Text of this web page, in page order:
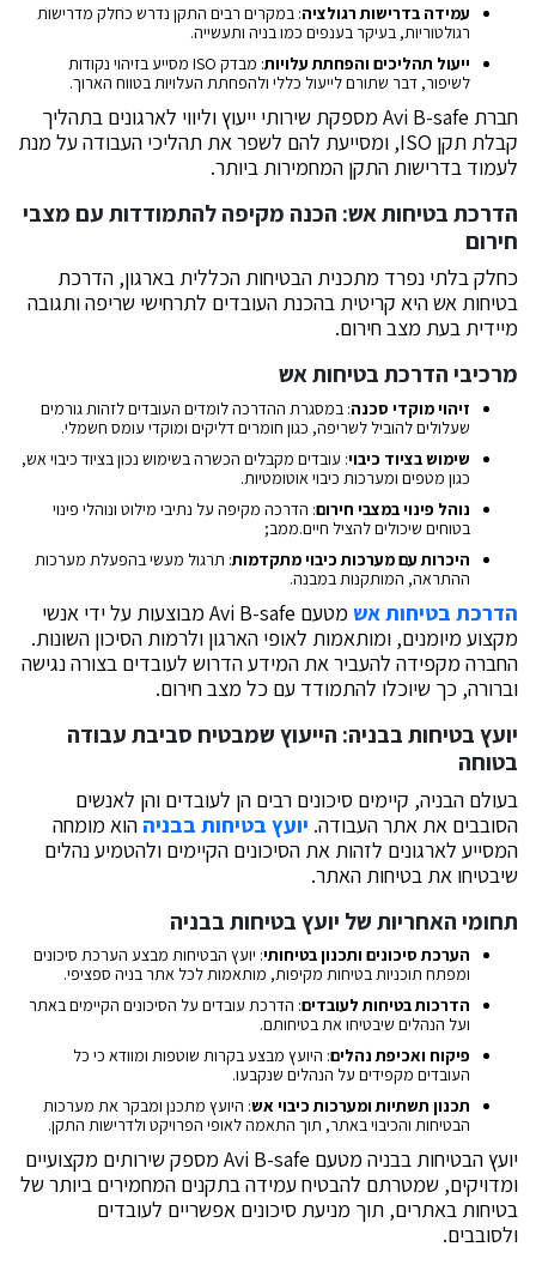
עמידה בדרישות רגולציה: במקרים רבים התקן נדרש כחלק מדרישות
רגולטוריות, בעיקר בענפים כמו בניה ותעשייה.
ייעול תהליכים והפחתת עלויות
: מבדק ISO מסייע בזיהוי נקודות
לשיפור, דבר שתורם לייעול כללי ולהפחתת העלויות בטווח הארוך.
חברת Avi B-safe מספקת שירותי ייעוץ וליווי לארגונים בתהליך
קבלת תקן ISO, ומסייעת להם לשפר את תהליכי העבודה על מנת
לעמוד בדרישות התקן המחמירות ביותר.
הדרכת בטיחות אש: הכנה מקיפה להתמודדות עם מצבי
חירום
כחלק בלתי נפרד מתכנית הבטיחות הכללית בארגון, הדרכת
בטיחות אש היא קריטית בהכנת העובדים לתרחישי שריפה ותגובה
מיידית בעת מצב חירום.
מרכיבי הדרכת בטיחות אש
זיהוי מוקדי סכנה: במסגרת ההדרכה לומדים העובדים לזהות גורמים
שעלולים להוביל לשריפה, כגון חומרים דליקים ומוקדי עומס חשמלי.
שימוש בציוד כיבוי: עובדים מקבלים הכשרה בשימוש נכון בציוד כיבוי אש,
כגון מטפים ומערכות כיבוי אוטומטיות.
נוהל פינוי במצבי חירום: הדרכה מקיפה על נתיבי מילוט ונוהלי פינוי
בטוחים שיכולים להציל חיים.ממב;
היכרות עם מערכות כיבוי מתקדמות: תרגול מעשי בהפעלת מערכות
ההתראה, המותקנות במבנה.
הדרכת בטיחות אש
מטעם Avi B-safe מבוצעות על ידי אנשי
מקצוע מיומנים, ומותאמות לאופי הארגון ולרמות הסיכון השונות.
החברה מקפידה להעביר את המידע הדרוש לעובדים בצורה נגישה
וברורה, כך שיוכלו להתמודד עם כל מצב חירום.
יועץ בטיחות בבניה: הייעוץ שמבטיח סביבת עבודה
בטוחה
בעולם הבניה, קיימים סיכונים רבים הן לעובדים והן לאנשים
הסובבים את אתר העבודה. יועץ בטיחות בבניה הוא מומחה
המסייע לארגונים לזהות את הסיכונים הקיימים ולהטמיע נהלים
שיבטיחו את בטיחות האתר.
תחומי האחריות של יועץ בטיחות בבניה
הערכת סיכונים ותכנון בטיחותי: יועץ הבטיחות מבצע הערכת סיכונים
ומפתח תוכניות בטיחות מקיפות, מותאמות לכל אתר בניה ספציפי.
הדרכות בטיחות לעובדים: הדרכת עובדים על הסיכונים הקיימים באתר
ועל הנהלים שיבטיחו את בטיחותם.
פיקוח ואכיפת נהלים: היועץ מבצע בקרות שוטפות ומוודא כי כל
העובדים מקפידים על הנהלים שנקבעו.
תכנון תשתיות ומערכות כיבוי אש: היועץ מתכנן ומבקר את מערכות
הבטיחות והכיבוי באתר, תוך התאמה לאופי הפרויקט ולדרישות התקן.
יועץ הבטיחות בבניה מטעם Avi B-safe מספק שירותים מקצועיים
ומדויקים, שמטרתם להבטיח עמידה בתקנים המחמירים ביותר של
בטיחות באתרים, תוך מניעת סיכונים אפשריים לעובדים
ולסובבים.